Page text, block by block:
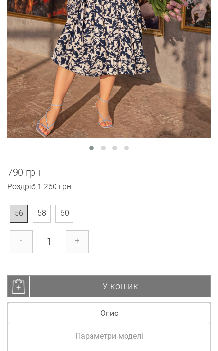
790 грн
Роздріб 1 260 грн
56 58 60
- +
У кошик
Опис
Параметри моделі